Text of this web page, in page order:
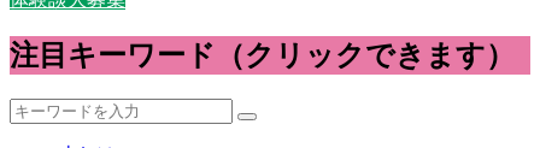
注目キーワード（クリックできます）